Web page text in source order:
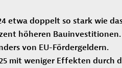
etwa doppelt so stark wie
höheren Bauinvestitionen.
von EU-Fördergeldern.
mit weniger Effekten durch